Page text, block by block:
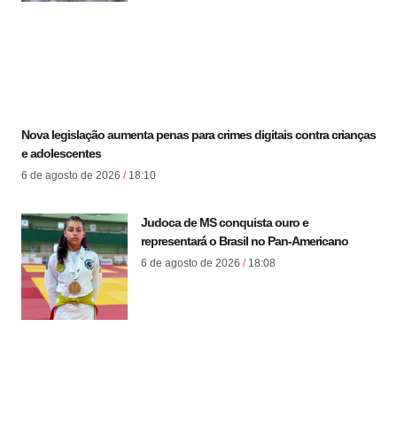
Nova legislação aumenta penas para crimes digitais contra crianças
e adolescentes
6 de agosto de 2026 18:10
Judoca de MS conquista ouro e
representará o Brasil no Pan-Americano
6 de agosto de 2026 18:08